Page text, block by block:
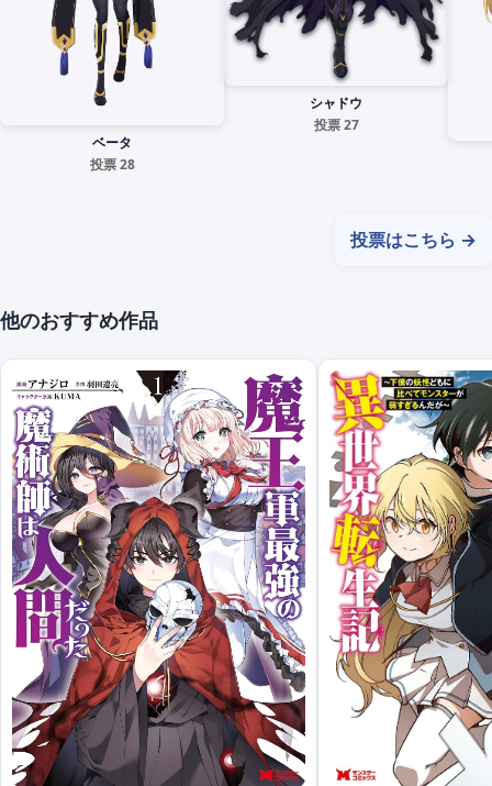
ベータ
投票 28
シャドウ
投票 27
投票はこちら →
他のおすすめ作品